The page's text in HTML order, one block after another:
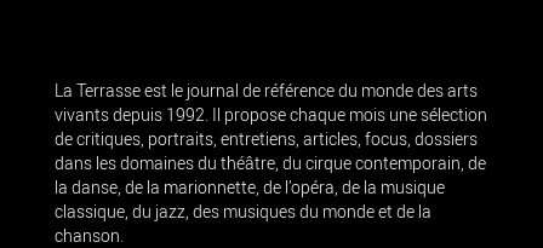
La Terrasse est le journal de référence du monde des arts
vivants depuis 1992. Il propose chaque mois une sélection
de critiques, portraits, entretiens, articles, focus, dossiers
dans les domaines du théâtre, du cirque contemporain, de
la danse, de la marionnette, de l’opéra, de la musique
classique, du jazz, des musiques du monde et de la
chanson.